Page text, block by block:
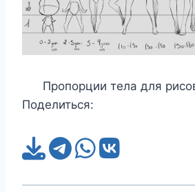
Пропорции тела для
Поделиться: